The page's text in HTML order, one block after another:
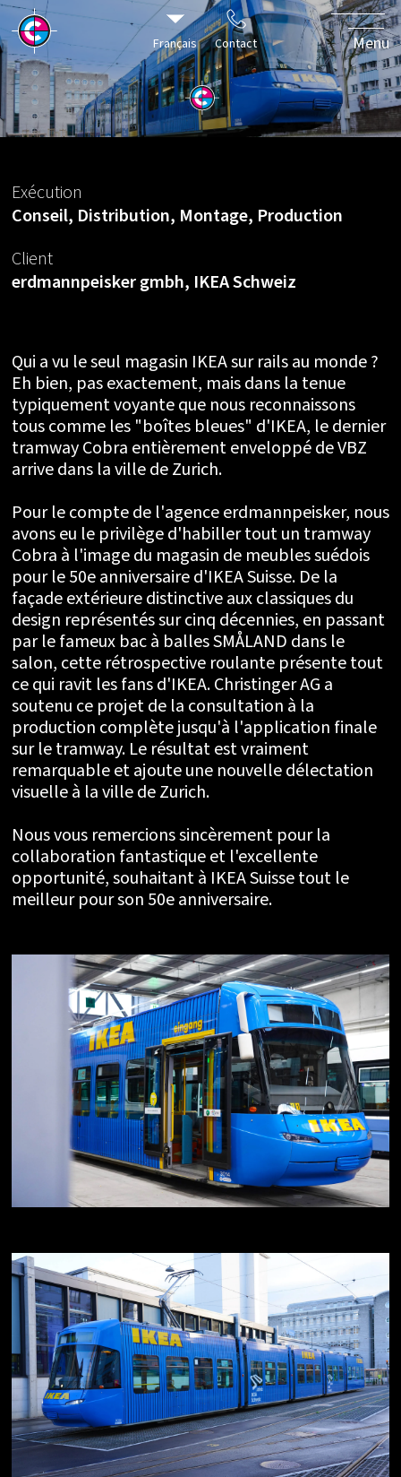
Français Contact Menu
le 50e
anniversaire
Exécution
Conseil, Distribution, Montage, Production
Client
erdmannpeisker gmbh, IKEA Schweiz
Qui a vu le seul magasin IKEA sur rails au monde ?
Eh bien, pas exactement, mais dans la tenue
typiquement voyante que nous reconnaissons
tous comme les "boîtes bleues" d'IKEA, le dernier
tramway Cobra entièrement enveloppé de VBZ
arrive dans la ville de Zurich.
Pour le compte de l'agence erdmannpeisker, nous
avons eu le privilège d'habiller tout un tramway
Cobra à l'image du magasin de meubles suédois
pour le 50e anniversaire d'IKEA Suisse. De la
façade extérieure distinctive aux classiques du
design représentés sur cinq décennies, en passant
par le fameux bac à balles SMÅLAND dans le
salon, cette rétrospective roulante présente tout
ce qui ravit les fans d'IKEA. Christinger AG a
soutenu ce projet de la consultation à la
production complète jusqu'à l'application finale
sur le tramway. Le résultat est vraiment
remarquable et ajoute une nouvelle délectation
visuelle à la ville de Zurich.
Nous vous remercions sincèrement pour la
collaboration fantastique et l'excellente
opportunité, souhaitant à IKEA Suisse tout le
meilleur pour son 50e anniversaire.